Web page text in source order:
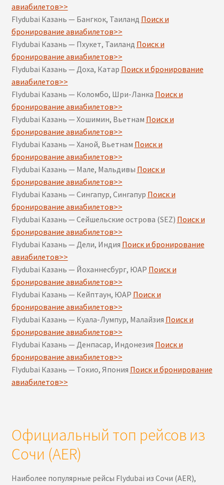
авиабилетов>>
Flydubai Казань — Бангкок, Таиланд Поиск и
бронирование авиабилетов>>
Flydubai Казань — Пхукет, Таиланд Поиск и
бронирование авиабилетов>>
Flydubai Казань — Доха, Катар Поиск и бронирование
авиабилетов>>
Flydubai Казань — Коломбо, Шри-Ланка Поиск и
бронирование авиабилетов>>
Flydubai Казань — Хошимин, Вьетнам Поиск и
бронирование авиабилетов>>
Flydubai Казань — Ханой, Вьетнам Поиск и
бронирование авиабилетов>>
Flydubai Казань — Мале, Мальдивы Поиск и
бронирование авиабилетов>>
Flydubai Казань — Сингапур, Сингапур Поиск и
бронирование авиабилетов>>
Flydubai Казань — Сейшельские острова (SEZ) Поиск и
бронирование авиабилетов>>
Flydubai Казань — Дели, Индия Поиск и бронирование
авиабилетов>>
Flydubai Казань — Йоханнесбург, ЮАР Поиск и
бронирование авиабилетов>>
Flydubai Казань — Кейптаун, ЮАР Поиск и
бронирование авиабилетов>>
Flydubai Казань — Куала-Лумпур, Малайзия Поиск и
бронирование авиабилетов>>
Flydubai Казань — Денпасар, Индонезия Поиск и
бронирование авиабилетов>>
Flydubai Казань — Токио, Япония Поиск и бронирование
авиабилетов>>
Официальный топ рейсов из
Сочи (AER)
Наиболее популярные рейсы Flydubai из Сочи (AER),